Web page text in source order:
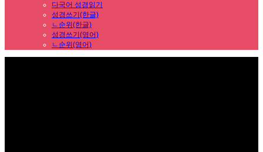
다국어 성경읽기
성경쓰기(한글)
ㄴ순위(한글)
성경쓰기(영어)
ㄴ순위(영어)